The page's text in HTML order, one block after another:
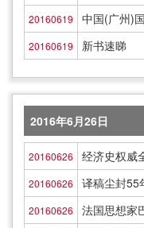
20160619 中国(广州)
20160619 新书速睇
2016年6月26日
20160626 经济史权威
20160626 译稿尘封55
20160626 法国思想家